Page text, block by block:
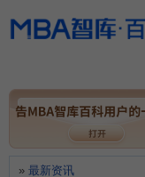
最新资讯